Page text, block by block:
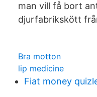
man vill få bort
djurfabrikskött
Bra motton
lip medicine
Fiat money